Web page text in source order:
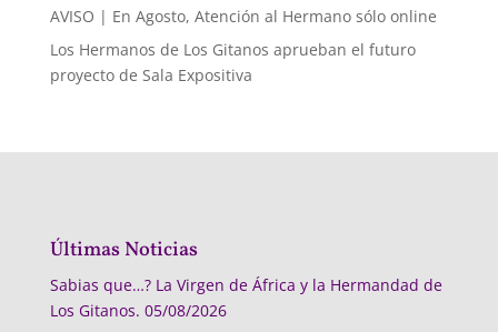
AVISO | En Agosto, Atención al Hermano sólo online
Los Hermanos de Los Gitanos aprueban el futuro
proyecto de Sala Expositiva
Últimas Noticias
Sabias que…? La Virgen de África y la Hermandad de
Los Gitanos. 05/08/2026